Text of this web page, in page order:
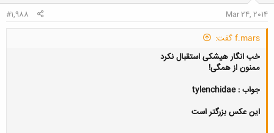
Mar 24, 2014
#1,988
f.mars گفت:
خب انگار هیشکی استقبال نکرد
ممنون از همگی!
جواب : tylenchidae
این عکس بزرگتر است